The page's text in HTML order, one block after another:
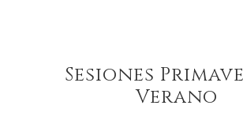
Sesiones
Verano